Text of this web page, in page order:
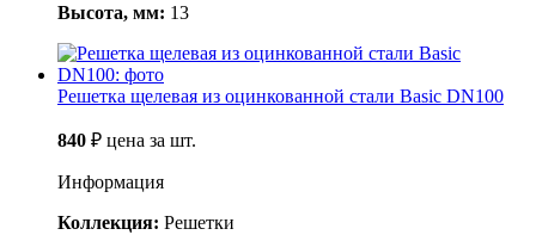
Высота, мм: 13
Решетка щелевая из оцинкованной стали Basic DN100
840 ₽ цена за шт.
Информация
Коллекция: Решетки